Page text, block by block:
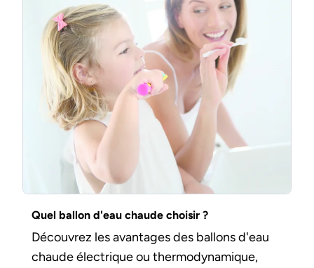
Quel ballon d'eau chaude choisir ?
Découvrez les avantages des ballons d'eau
chaude électrique ou thermodynamique,